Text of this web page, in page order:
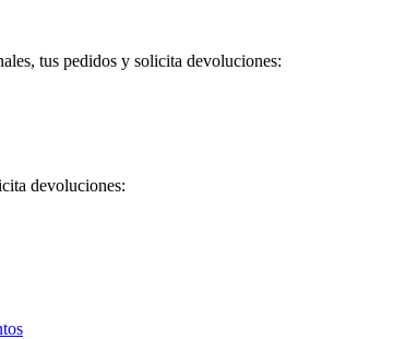
tus pedidos y solicita devoluciones:
devoluciones: